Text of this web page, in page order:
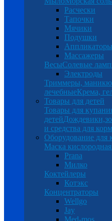
Расчески
Тапочки
Мячики
Подушки
Аппликаторы
Массажеры
ВесыСолевые
Электроды
Триммеры,
лечебныеКрема,
Товары для детей
Товары для
детей
и средства для
Оборудование для
Маска кислородная
Prana
Милко
Коктейлеры
Котэкс
Концентраторы
Wellgo
Jay
Med-mos